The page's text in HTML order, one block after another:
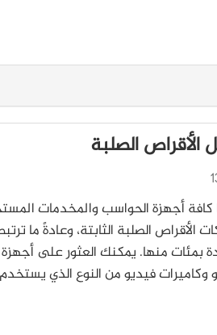
الصلبة
كافة أجهزة الحواسب والمخدمات
الأقراص الصلبة الثابتة، وعادةً ما
فيديو من النوع الذي